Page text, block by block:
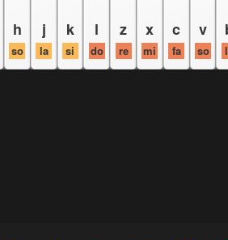
h
so
j
la
k
si
l
do
z
re
x
mi
c
fa
v
so